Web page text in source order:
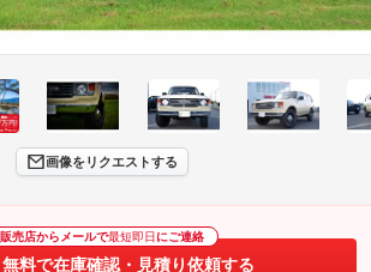
画像をリクエストする
販売店からメールで最短即日 にご連絡
無料で在庫確認・見積り依頼する